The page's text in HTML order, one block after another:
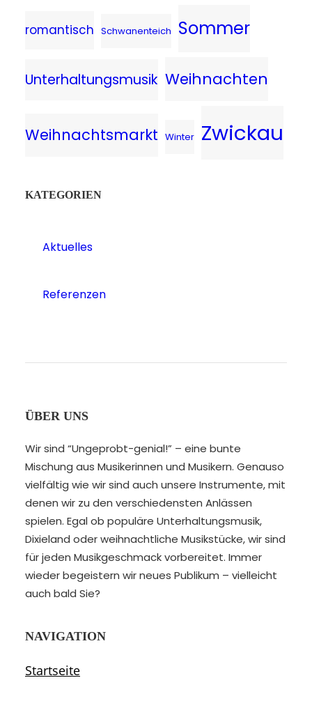
romantisch Schwanenteich Sommer
Unterhaltungsmusik Weihnachten
Weihnachtsmarkt Winter Zwickau
KATEGORIEN
Aktuelles
Referenzen
ÜBER UNS
Wir sind “Ungeprobt-genial!” – eine bunte
Mischung aus Musikerinnen und Musikern. Genauso
vielfältig wie wir sind auch unsere Instrumente, mit
denen wir zu den verschiedensten Anlässen
spielen. Egal ob populäre Unterhaltungsmusik,
Dixieland oder weihnachtliche Musikstücke, wir sind
für jeden Musikgeschmack vorbereitet. Immer
wieder begeistern wir neues Publikum – vielleicht
auch bald Sie?
NAVIGATION
Startseite